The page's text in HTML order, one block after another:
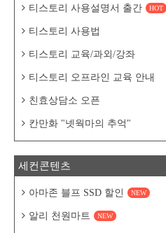
티스토리 사용설명서 출간 HOT
티스토리 사용법
티스토리 교육/과외/강좌
티스토리 오프라인 교육 안내
친효상담소 오픈
칸만화 "넷웍마의 추억"
세컨콘텐츠
아마존 블프 SSD 할인 NEW
알리 천원마트 NEW